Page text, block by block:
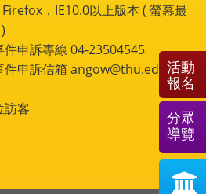
，IE10.0以上版本 ( 螢幕最
申訴專線 04-23504545
件申訴信箱 angow@thu.edu.tw
訪客
活動
報名
分眾
導覽